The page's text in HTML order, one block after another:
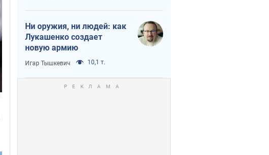
Ни оружия, ни людей: как
Лукашенко создает
новую армию
Игар Тышкевич 10,1 т.